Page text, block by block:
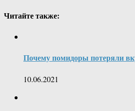
Читайте также:
Почему помидоры потеряли
10.06.2021